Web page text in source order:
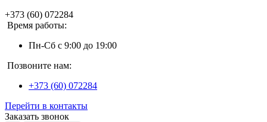
+373 (60) 072284
Время работы:
Пн-Сб с 9:00 до 19:00
Позвоните нам:
+373 (60) 072284
Перейти в контакты
Заказать звонок